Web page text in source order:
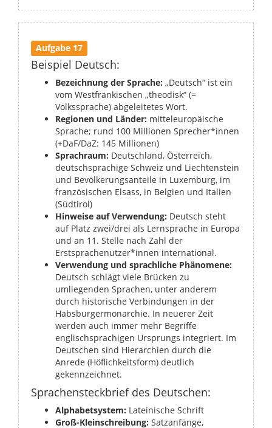
Aufgabe 17
Beispiel Deutsch:
Bezeichnung der Sprache: „Deutsch“ ist ein
vom Westfränkischen „theodisk“ (=
Volkssprache) abgeleitetes Wort.
Regionen und Länder: mitteleuropäische
Sprache; rund 100 Millionen Sprecher*innen
(+DaF/DaZ: 145 Millionen)
Sprachraum: Deutschland, Österreich,
deutschsprachige Schweiz und Liechtenstein
und Bevölkerungsanteile in Luxemburg, im
französischen Elsass, in Belgien und Italien
(Südtirol)
Hinweise auf Verwendung: Deutsch steht
auf Platz zwei/drei als Lernsprache in Europa
und an 11. Stelle nach Zahl der
Erstsprachenutzer*innen international.
Verwendung und sprachliche Phänomene:
Deutsch schlägt viele Brücken zu
umliegenden Sprachen, unter anderem
durch historische Verbindungen in der
Habsburgermonarchie. In neuerer Zeit
werden auch immer mehr Begriffe
englischsprachigen Ursprungs integriert. Im
Deutschen sind Hierarchien durch die
Anrede (Höflichkeitsform) deutlich
gekennzeichnet.
Sprachensteckbrief des Deutschen:
Alphabetsystem: Lateinische Schrift
Groß-Kleinschreibung: Satzanfänge,